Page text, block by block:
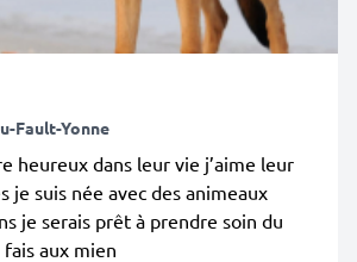
Fault-Yonne
heureux dans leur vie j’aime leur
je suis née avec des animeaux
je serais prêt à prendre soin du
aux mien